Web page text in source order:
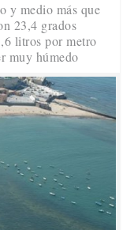
y medio más que
23,4 grados
litros por metro
muy húmedo